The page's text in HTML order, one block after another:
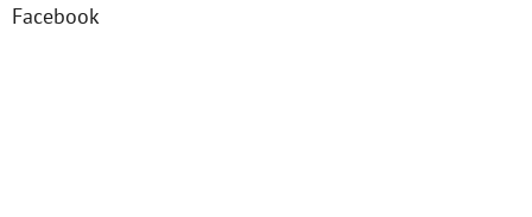
Facebook